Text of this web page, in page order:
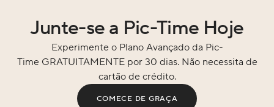
Junte-se a Pic-Time Hoje
Experimente o Plano Avançado da Pic-
Time GRATUITAMENTE por 30 dias. Não necessita de
cartão de crédito.
COMECE DE GRAÇA